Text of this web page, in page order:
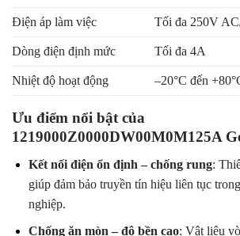
Điện áp làm việc Tối đa 250V
Dòng điện định mức Tối đa 4A
Nhiệt độ hoạt động –20°C đến
Ưu điểm nổi bật của
1219000Z0000DW00M0M125A
Kết nối điện ổn định – chống rung:
giúp đảm bảo truyền tín hiệu liên tục
nghiệp.
Chống ăn mòn – độ bền cao: Vật liệu